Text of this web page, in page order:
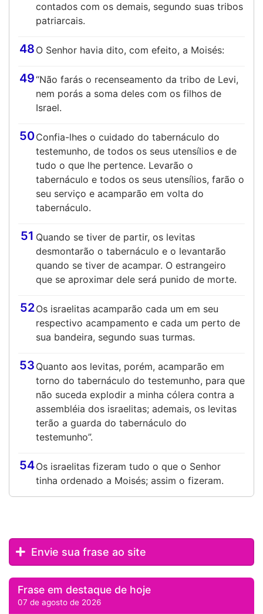
contados com os demais, segundo suas tribos
patriarcais.
48 O Senhor havia dito, com efeito, a Moisés:
49“Não farás o recenseamento da tribo de Levi,
nem porás a soma deles com os filhos de
Israel.
50Confia-lhes o cuidado do tabernáculo do
testemunho, de todos os seus utensílios e de
tudo o que lhe pertence. Levarão o
tabernáculo e todos os seus utensílios, farão o
seu serviço e acamparão em volta do
tabernáculo.
51 Quando se tiver de partir, os levitas
desmontarão o tabernáculo e o levantarão
quando se tiver de acampar. O estrangeiro
que se aproximar dele será punido de morte.
52Os israelitas acamparão cada um em seu
respectivo acampamento e cada um perto de
sua bandeira, segundo suas turmas.
53 Quanto aos levitas, porém, acamparão em
torno do tabernáculo do testemunho, para que
não suceda explodir a minha cólera contra a
assembléia dos israelitas; ademais, os levitas
terão a guarda do tabernáculo do
testemunho”.
54Os israelitas fizeram tudo o que o Senhor
tinha ordenado a Moisés; assim o fizeram.
Envie sua frase ao site
Frase em destaque de hoje
07 de agosto de 2026